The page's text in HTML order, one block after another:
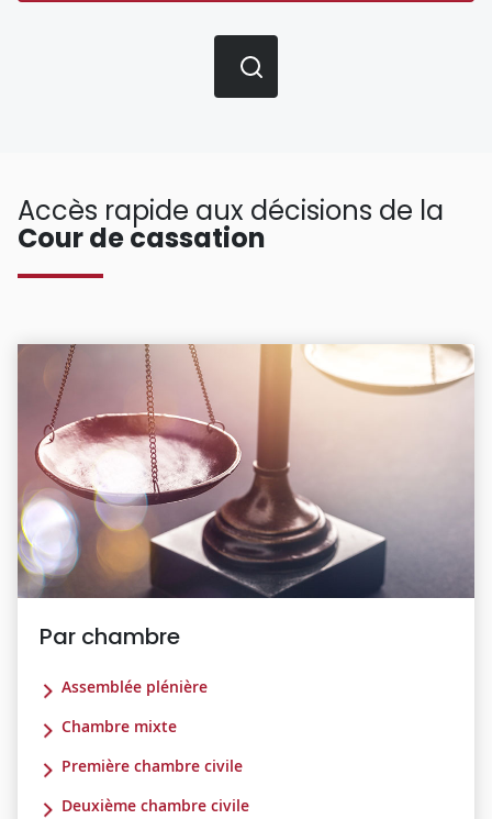
Accès rapide aux décisions de la
Cour de cassation
Par chambre
Assemblée plénière
Chambre mixte
Première chambre civile
Deuxième chambre civile